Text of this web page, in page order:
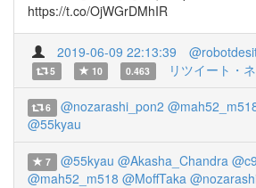
https://t.co/OjWGrDMhIR
2019-06-09 22:13:39
5 10 0.463 リツイート・
6 @nozarashi_pon2
@55kyau
7 @55kyau @Akasha_Chandra
@mah52_m518 @MoffTaka